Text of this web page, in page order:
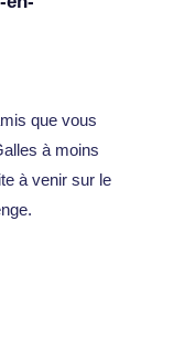
que vous
à moins
à venir sur le